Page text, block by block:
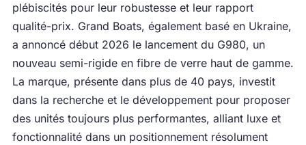
plébiscités pour leur robustesse et leur rapport
qualité-prix. Grand Boats, également basé en Ukraine,
a annoncé début 2026 le lancement du G980, un
nouveau semi-rigide en fibre de verre haut de gamme.
La marque, présente dans plus de 40 pays, investit
dans la recherche et le développement pour proposer
des unités toujours plus performantes, alliant luxe et
fonctionnalité dans un positionnement résolument